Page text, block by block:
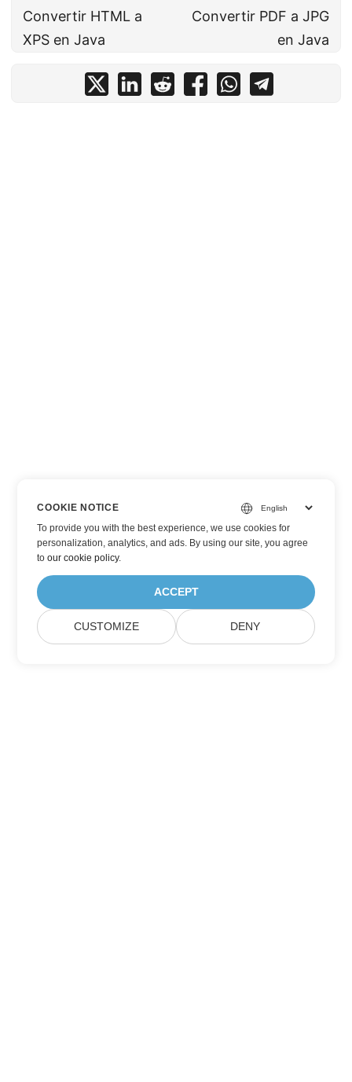
Convertir HTML a
XPS en Java
Convertir PDF a JPG
en Java
COOKIE NOTICE
To provide you with the best experience, we use cookies for
personalization, analytics, and ads. By using our site, you agree
toour cookie policy.
ACCEPT
CUSTOMIZE DENY